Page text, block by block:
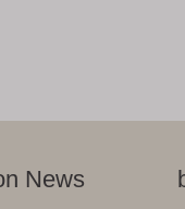
News